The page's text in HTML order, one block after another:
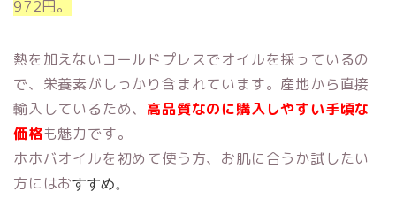
972円。
熱を加えないコールドプレスでオイルを採っているの
で、栄養素がしっかり含まれています。産地から直接
輸入しているため、 高品質なのに購入しやすい手頃な
価格も魅力です。
ホホバオイルを初めて使う方、お肌に合うか試したい
方にはおすすめ。